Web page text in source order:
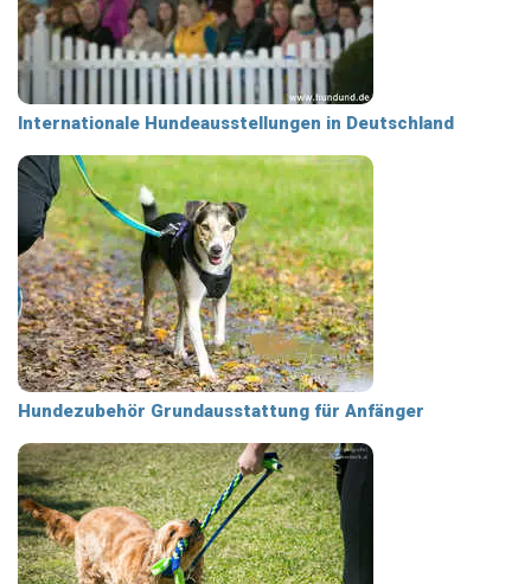
Internationale Hundeausstellungen in Deutschland
Hundezubehör Grundausstattung für Anfänger